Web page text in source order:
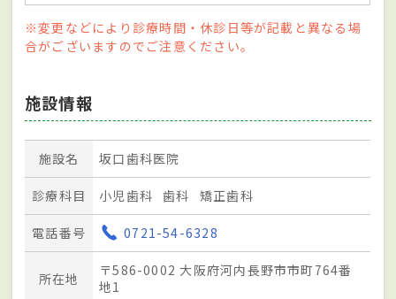
※変更などにより診療時間・休診日等が記載と異なる場
合がございますのでご注意ください。
施設情報
施設名 坂口歯科医院
診療科目 小児歯科 歯科 矯正歯科
電話番号 0721-54-6328
所在地
〒586-0002 大阪府河内長野市市町764番
地1